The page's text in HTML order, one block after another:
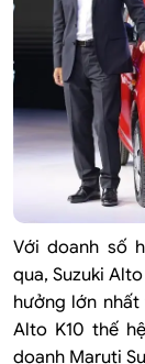
Với doanh số
qua, Suzuki
hưởng lớn
Alto K10 thế
doanh Maruti